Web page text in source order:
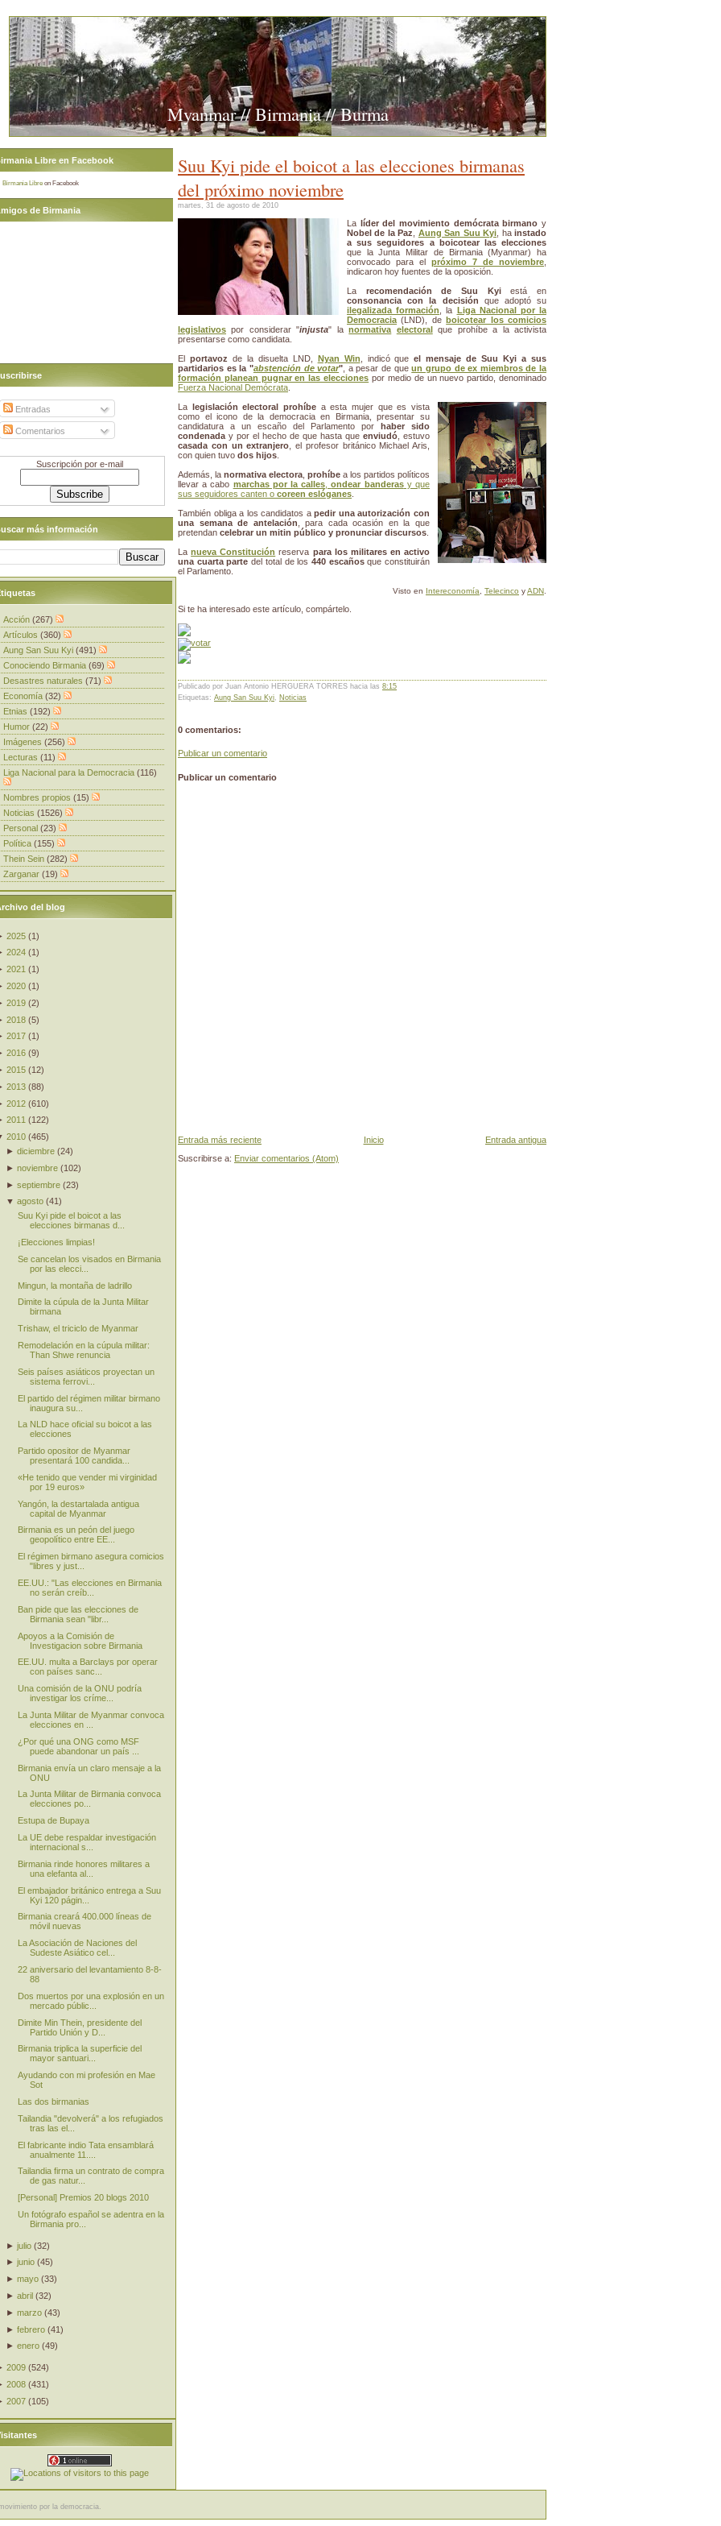
Myanmar // Birmania // Burma
Suu Kyi pide el boicot a las elecciones birmanas
del próximo noviembre
martes, 31 de agosto de 2010
La líder del movimiento demócrata birmano y
Nobel de la Paz
Aung San Suu Kyi , hainstado
a sus seguidores a boicotear las elecciones
que la Junta Militar de Birmania (Myanmar) ha
convocado para el próximo 7 de noviembre
indicaron hoy fuentes de la oposición.
La recomendación de Suu Kyiestá en
consonancia con la decisión que adoptó su
ilegalizada formación , la Liga Nacional por la
Democracia (LND), deboicotear los comicios
legislativos por considerar "injusta" lanormativa electoralque prohíbe a la activista
presentarse como candidata.
El portavoz de la disuelta LND, Nyan Win , indicó queel mensaje de Suu Kyi a sus
partidarios es la "abstención de votar" , a pesar de queun grupo de ex miembros de la
formación planean pugnar en las elecciones por medio de un nuevo partido, denominado
Fuerza Nacional Demócrata
La legislación electoral prohíbe a esta mujer que es vista
como el icono de la democracia en Birmania, presentar su
candidatura a un escaño del Parlamento por haber sido
condenada y por el hecho de que hasta que enviudó , estuvo
casada con un extranjero , el profesor británico Michael Aris,
con quien tuvo dos hijos
Además, la normativa electora prohíbe a los partidos políticos
llevar a cabo marchas por la calles ,ondear banderasy que
sus seguidores canten o coreen eslóganes
También obliga a los candidatos apedir una autorización con
una semana de antelación , para cada ocasión en la que
pretendan celebrar un mitin público y pronunciar discursos
Lanueva Constitución reserva para los militares en activo
una cuarta parte del total de los 440 escañosque constituirán
el Parlamento.
Visto en Intereconomía Telecinco yADN
Si te ha interesado este artículo, compártelo.
Publicado por Juan Antonio HERGUERA TORRES hacia las 8:15
Etiquetas: Aung San Suu Kyi, Noticias
0 comentarios:
Publicar un comentario
Publicar un comentario
Entrada más reciente Entrada antigua
Inicio
Suscribirse a: Enviar comentarios (Atom)
Libre en Facebook
Birmania Libre on Facebook
de Birmania
Entradas
Comentarios
Suscripción por e-mail
más información
Acción (267)
Artículos (360)
Aung San Suu Kyi (491)
Conociendo Birmania (69)
Desastres naturales (71)
Economía (32)
Etnias (192)
Humor (22)
Imágenes (256)
Lecturas (11)
Liga Nacional para la Democracia (116)
Nombres propios (15)
Noticias (1526)
Personal (23)
Política (155)
Thein Sein (282)
Zarganar (19)
del blog
2025 (1)
2024 (1 )
2021 (1)
2020 (1)
2019 (2)
2018 (5)
2017 (1 )
2016 (9)
2015 (12)
2013 (88)
2012 (610)
2011 (122)
2010 (465)
►diciembre (24)
►noviembre (102)
►septiembre (23)
▼agosto (41)
Suu Kyi pide el boicot a las
elecciones birmanas d...
¡Elecciones limpias!
Se cancelan los visados en Birmania
por las elecci...
Mingun, la montaña de ladrillo
Dimite la cúpula de la Junta Militar
birmana
Trishaw, el triciclo de Myanmar
Remodelación en la cúpula militar:
Than Shwe renuncia
Seis países asiáticos proyectan un
sistema ferrovi...
El partido del régimen militar birmano
inaugura su...
La NLD hace oficial su boicot a las
elecciones
Partido opositor de Myanmar
presentará 100 candida...
«He tenido que vender mi virginidad
por 19 euros»
Yangón, la destartalada antigua
capital de Myanmar
Birmania es un peón del juego
geopolítico entre EE...
El régimen birmano asegura comicios
"libres y just...
EE.UU.: "Las elecciones en Birmania
no serán creíb...
Ban pide que las elecciones de
Birmania sean "libr...
Apoyos a la Comisión de
Investigacion sobre Birmania
EE.UU. multa a Barclays por operar
con países sanc...
Una comisión de la ONU podría
investigar los críme...
La Junta Militar de Myanmar convoca
elecciones en ...
¿Por qué una ONG como MSF
puede abandonar un país ...
Birmania envía un claro mensaje a la
ONU
La Junta Militar de Birmania convoca
elecciones po...
Estupa de Bupaya
La UE debe respaldar investigación
internacional s...
Birmania rinde honores militares a
una elefanta al...
El embajador británico entrega a Suu
Kyi 120 págin...
Birmania creará 400.000 líneas de
móvil nuevas
La Asociación de Naciones del
Sudeste Asiático cel...
22 aniversario del levantamiento 8-8-
88
Dos muertos por una explosión en un
mercado públic...
Dimite Min Thein, presidente del
Partido Unión y D...
Birmania triplica la superficie del
mayor santuari...
Ayudando con mi profesión en Mae
Sot
Las dos birmanias
Tailandia "devolverá" a los refugiados
tras las el...
El fabricante indio Tata ensamblará
anualmente 11....
Tailandia firma un contrato de compra
de gas natur...
[Personal] Premios 20 blogs 2010
Un fotógrafo español se adentra en la
Birmania pro...
►julio (32)
►junio (45)
►mayo (33)
►abril (32)
►marzo (43)
►febrero (41)
►enero (49)
2009 (524)
2008 (431)
2007 (105)
por la democracia.